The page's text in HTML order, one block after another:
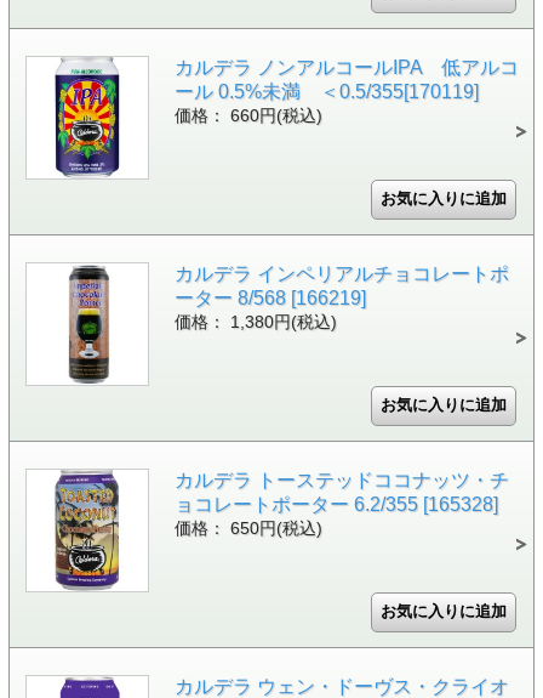
カルデラ ノンアルコールIPA 低アルコ
ール 0.5%未満 ＜0.5/355[170119]
価格： 660円(税込)
カルデラ インペリアルチョコレートポ
ーター 8/568 [166219]
価格： 1,380円(税込)
カルデラ トーステッドココナッツ・チ
ョコレートポーター 6.2/355 [165328]
価格： 650円(税込)
カルデラ ウェン・ドーヴス・クライオ